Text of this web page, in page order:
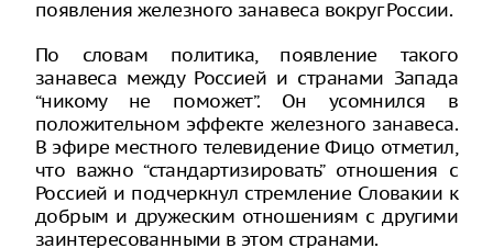
появления железного занавеса вокруг России.
По словам политика, появление такого
занавеса между Россией и странами Запада
“никому не поможет”. Он усомнился в
положительном эффекте железного занавеса.
В эфире местного телевидение Фицо отметил,
что важно “стандартизировать” отношения с
Россией и подчеркнул стремление Словакии к
добрым и дружеским отношениям с другими
заинтересованными в этом странами.